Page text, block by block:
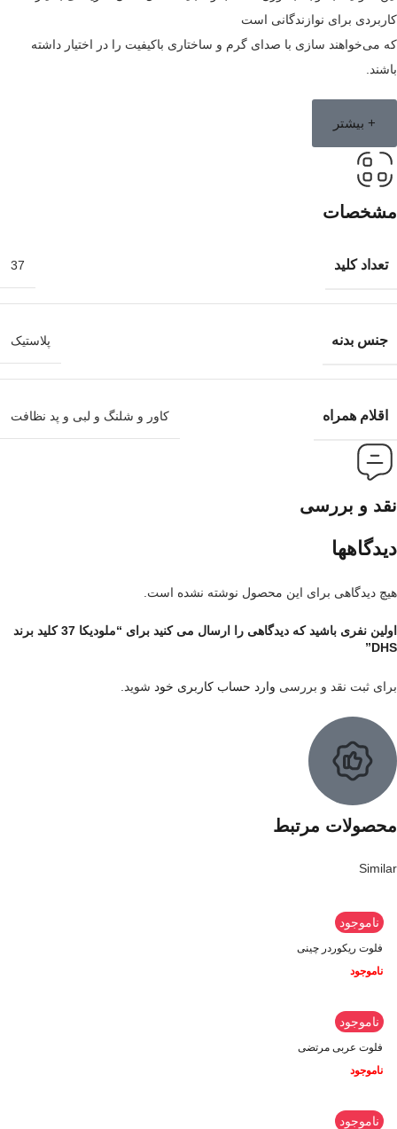
کاربردی برای نوازندگانی است
که می‌خواهند سازی با صدای گرم و ساختاری باکیفیت را در اختیار داشته
باشند.
+ بیشتر
مشخصات
تعداد کلید 37
جنس بدنه پلاستیک
اقلام همراه کاور و شلنگ و لبی و پد نظافت
نقد و بررسی
دیدگاهها
هیچ دیدگاهی برای این محصول نوشته نشده است.
اولین نفری باشید که دیدگاهی را ارسال می کنید برای “ملودیکا 37 کلید برند
DHS”
برای ثبت نقد و بررسی وارد حساب کاربری خود شوید.
محصولات مرتبط
Similar
ناموجود
فلوت ریکوردر چینی
ناموجود
ناموجود
فلوت عربی مرتضی
ناموجود
ناموجود